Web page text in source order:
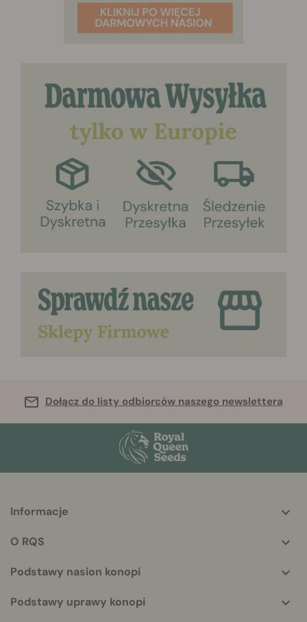
Dołącz do listy odbiorców naszego newslettera
info
Informacje
O RQS
Podstawy nasion konopi
Podstawy uprawy konopi